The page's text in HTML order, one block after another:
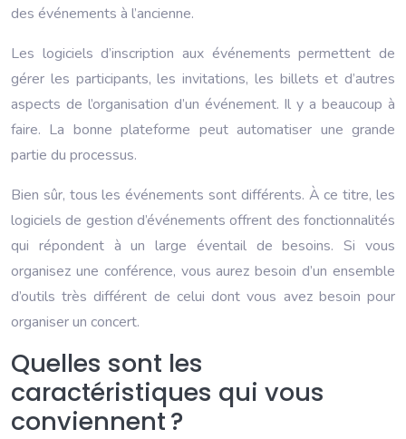
des événements à l’ancienne.
Les logiciels d’inscription aux événements permettent de
gérer les participants, les invitations, les billets et d’autres
aspects de l’organisation d’un événement. Il y a beaucoup à
faire. La bonne plateforme peut automatiser une grande
partie du processus.
Bien sûr, tous les événements sont différents. À ce titre, les
logiciels de gestion d’événements offrent des fonctionnalités
qui répondent à un large éventail de besoins. Si vous
organisez une conférence, vous aurez besoin d’un ensemble
d’outils très différent de celui dont vous avez besoin pour
organiser un concert.
Quelles sont les
caractéristiques qui vous
conviennent ?